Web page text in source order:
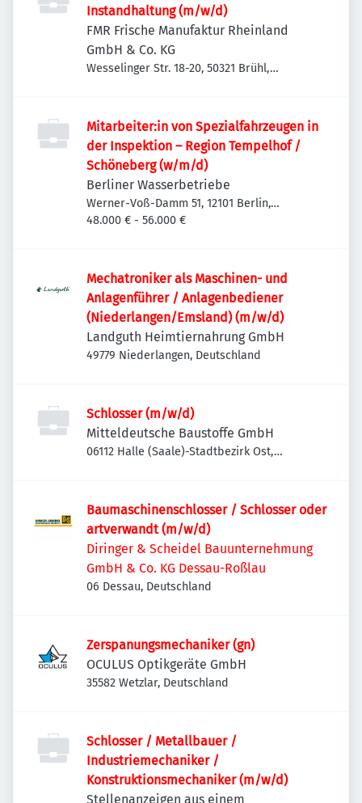
Instandhaltung (m/w/d)
FMR Frische Manufaktur Rheinland
GmbH & Co. KG
Wesselinger Str. 18-20, 50321 Brühl,
Mitarbeiter:in von Spezialfahrzeugen in
der Inspektion – Region Tempelhof /
Schöneberg (w/m/d)
Berliner Wasserbetriebe
Werner-Voß-Damm 51, 12101 Berlin,
Deutschland
48.000 € - 56.000 €
Mechatroniker als Maschinen- und
Anlagenführer / Anlagenbediener
(Niederlangen/Emsland) (m/w/d)
Landguth Heimtiernahrung GmbH
49779 Niederlangen, Deutschland
Schlosser (m/w/d)
Mitteldeutsche Baustoffe GmbH
06112 Halle (Saale)-Stadtbezirk Ost,
Baumaschinenschlosser / Schlosser oder
artverwandt (m/w/d)
Diringer & Scheidel Bauunternehmung
GmbH & Co. KG Dessau-Roßlau
06 Dessau, Deutschland
Zerspanungsmechaniker (gn)
OCULUS Optikgeräte GmbH
35582 Wetzlar, Deutschland
Schlosser / Metallbauer /
Industriemechaniker /
Konstruktionsmechaniker (m/w/d)
Stellenanzeigen aus einem